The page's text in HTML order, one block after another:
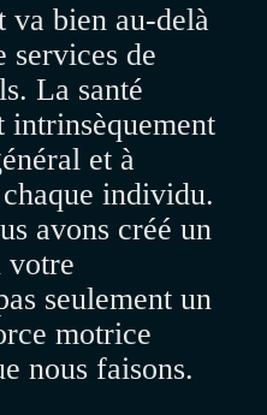
va bien au-delà
services de
La santé
intrinsèquement
et à
individu.
avons créé un
votre
seulement un
motrice
nous faisons.